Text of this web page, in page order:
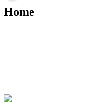
2024 के लिए सीखनी
चाहिए
Home